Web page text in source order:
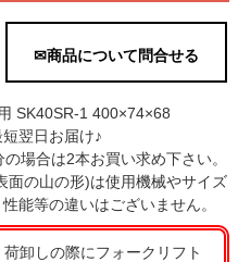
✉商品について問合せる
SK40SR-1 400×74×68
翌日お届け♪
場合は2本お買い求め下さい。
の山の形)は使用機械やサイズ
能等の違いはございません。
卸しの際にフォークリフト